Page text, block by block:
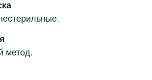
метод.